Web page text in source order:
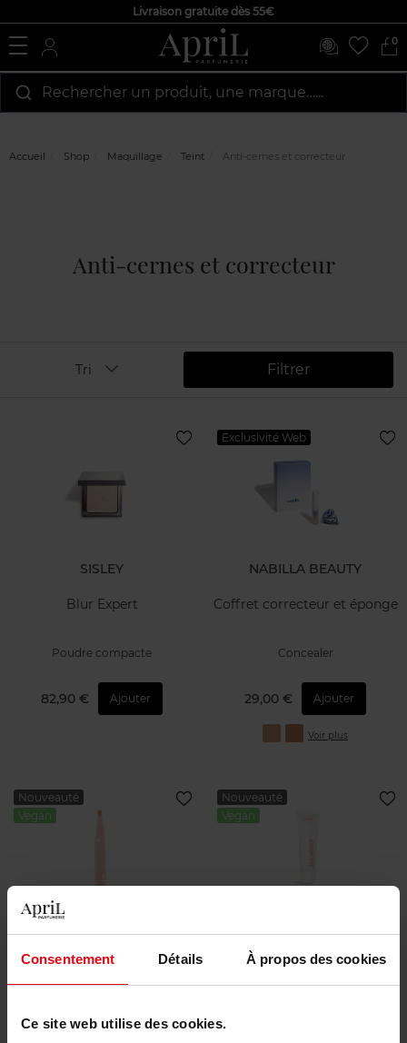
Consentement Détails À propos des cookies
Ce site web utilise des cookies.
Livraison gratuite dès 55€
0
Rechercher un produit, une marque…...
Accueil Shop Maquillage Teint Anti-cernes et correcteur
Anti-cernes et correcteur
Filtrer
Tri
SISLEY
Blur Expert
Poudre compacte
82,90 € Ajouter
Exclusivité Web
NABILLA BEAUTY
Coffret correcteur et éponge
Concealer
29,00 € Ajouter
Voir plus
Nouveauté
Vegan
POKER FACE- STICK
Nouveauté
Vegan
HIDE & SEEK - BASE DE